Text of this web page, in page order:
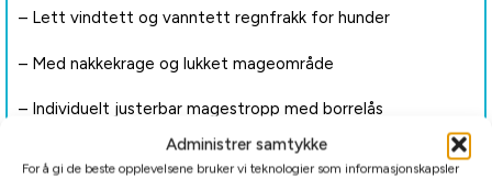
Administrer samtykke
For å gi de beste opplevelsene bruker vi teknologier som informasjonskapsler
– Lett vindtett og vanntett regnfrakk for hunder
– Med nakkekrage og lukket mageområde
– Individuelt justerbar magestropp med borrelås
– Åpning for å feste bånd til halsbånd og sele